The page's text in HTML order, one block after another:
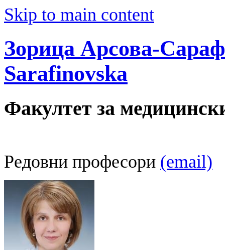
Skip to main content
Зорица Арсова-
Sarafinovska
Факултет за
Редовни професори (email)